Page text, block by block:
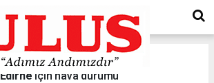
Edirne için hava durumu